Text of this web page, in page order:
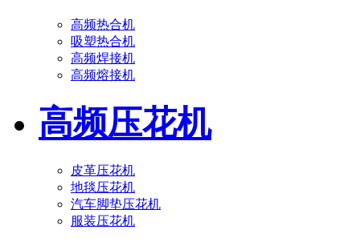
高频热合机
吸塑热合机
高频焊接机
高频熔接机
高频压花机
皮革压花机
地毯压花机
汽车脚垫压花机
服装压花机